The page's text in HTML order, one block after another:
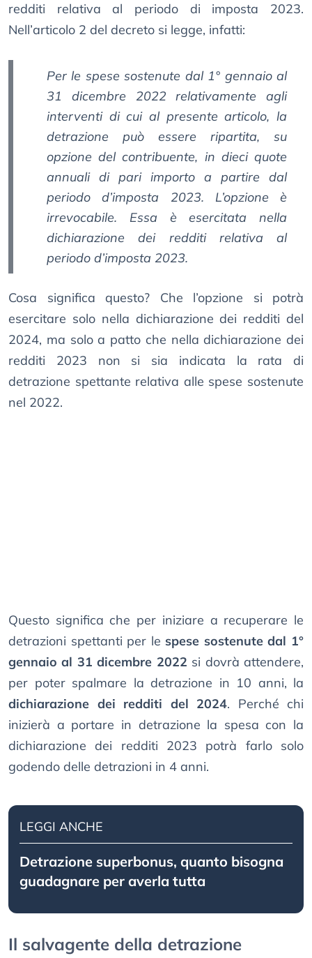
redditi relativa al periodo di imposta 2023.
Nell’articolo 2 del decreto si legge, infatti:
Per le spese sostenute dal 1° gennaio al
31 dicembre 2022 relativamente agli
interventi di cui al presente articolo, la
detrazione può essere ripartita, su
opzione del contribuente, in dieci quote
annuali di pari importo a partire dal
periodo d’imposta 2023. L’opzione è
irrevocabile. Essa è esercitata nella
dichiarazione dei redditi relativa al
periodo d’imposta 2023.
Cosa significa questo? Che l’opzione si potrà
esercitare solo nella dichiarazione dei redditi del
2024, ma solo a patto che nella dichiarazione dei
redditi 2023 non si sia indicata la rata di
detrazione spettante relativa alle spese sostenute
nel 2022.
Questo significa che per iniziare a recuperare le
detrazioni spettanti per le spese sostenute dal 1°
gennaio al 31 dicembre 2022 si dovrà attendere,
per poter spalmare la detrazione in 10 anni, la
dichiarazione dei redditi del 2024. Perché chi
inizierà a portare in detrazione la spesa con la
dichiarazione dei redditi 2023 potrà farlo solo
godendo delle detrazioni in 4 anni.
LEGGI ANCHE
Detrazione superbonus, quanto bisogna
guadagnare per averla tutta
Il salvagente della detrazione